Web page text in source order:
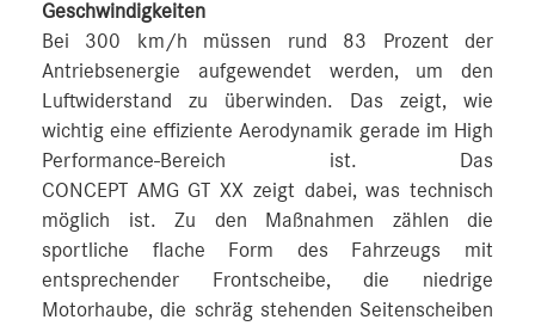
Geschwindigkeiten
Bei 300 km/h müssen rund 83 Prozent der
Antriebsenergie aufgewendet werden, um den
Luftwiderstand zu überwinden. Das zeigt, wie
wichtig eine effiziente Aerodynamik gerade im High
Performance-Bereich ist. Das
CONCEPT AMG GT XX zeigt dabei, was technisch
möglich ist. Zu den Maßnahmen zählen die
sportliche flache Form des Fahrzeugs mit
entsprechender Frontscheibe, die niedrige
Motorhaube, die schräg stehenden Seitenscheiben